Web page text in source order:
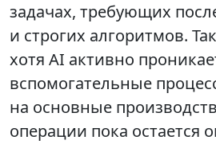
задачах, требующих
и строгих алгоритмов.
хотя AI активно
вспомогательные
на основные
операции пока остается